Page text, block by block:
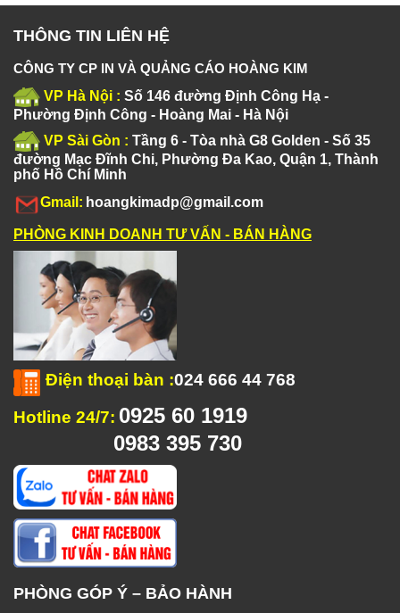
THÔNG TIN LIÊN HỆ
CÔNG TY CP IN VÀ QUẢNG CÁO HOÀNG KIM
VP Hà Nội : Số 146 đường Định Công Hạ -
Phường Định Công - Hoàng Mai - Hà Nội
VP Sài Gòn : Tầng 6 - Tòa nhà G8 Golden - Số 35
đường Mạc Đĩnh Chi, Phường Đa Kao, Quận 1, Thành
phố Hồ Chí Minh
Gmail: hoangkimadp@gmail.com
PHÒNG KINH DOANH TƯ VẤN - BÁN HÀNG
Điện thoại bàn :024 666 44 768
Hotline 24/7: 0925 60 1919
0983 395 730
PHÒNG GÓP Ý – BẢO HÀNH